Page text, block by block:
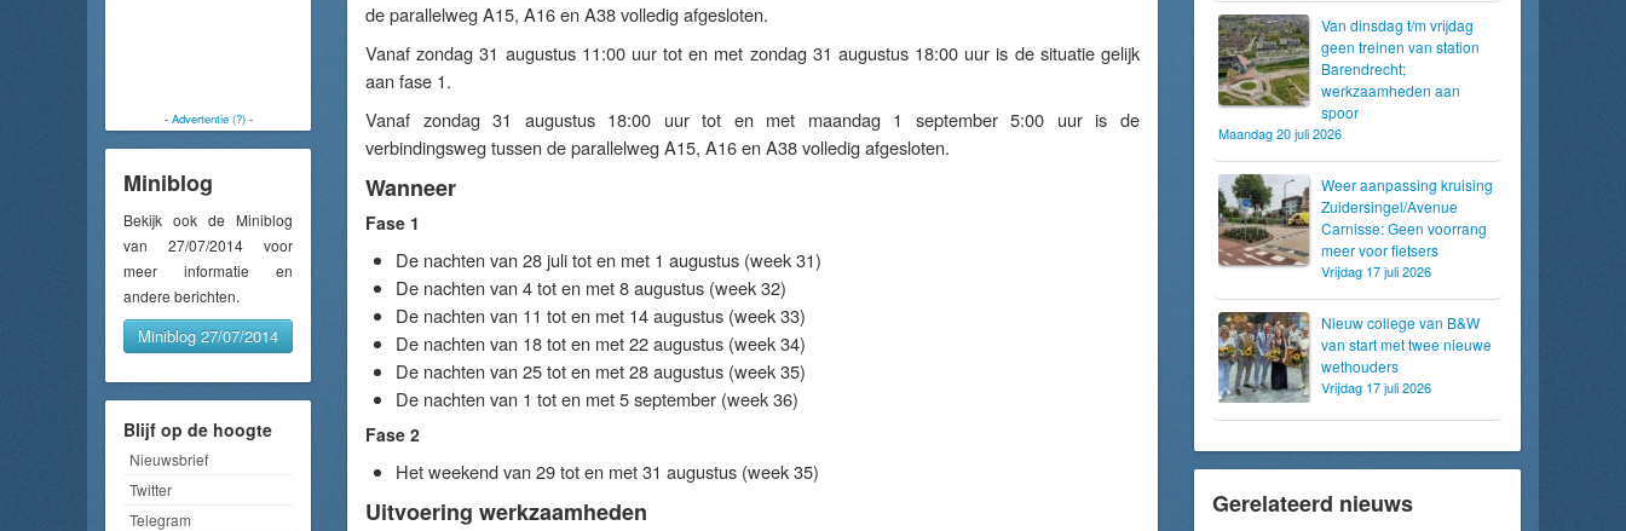
- Advertentie (?)-
Miniblog
Bekijk ook de Miniblog
van 27/07/2014 voor
meer informatie en
andere berichten.
Miniblog 27/07/2014
Blijf op de hoogte
Nieuwsbrief
Twitter
Telegram
de parallelweg A15, A16 en A38 volledig afgesloten.
Vanaf zondag 31 augustus 11:00 uur tot en met zondag 31 augustus 18:00 uur is de situatie gelijk
aan fase 1.
Vanaf zondag 31 augustus 18:00 uur tot en met maandag 1 september 5:00 uur is de
verbindingsweg tussen de parallelweg A15, A16 en A38 volledig afgesloten.
Wanneer
Fase 1
De nachten van 28 juli tot en met 1 augustus (week 31)
De nachten van 4 tot en met 8 augustus (week 32)
De nachten van 11 tot en met 14 augustus (week 33)
De nachten van 18 tot en met 22 augustus (week 34)
De nachten van 25 tot en met 28 augustus (week 35)
De nachten van 1 tot en met 5 september (week 36)
Fase 2
Het weekend van 29 tot en met 31 augustus (week 35)
Uitvoering werkzaamheden
Van dinsdag t/m vrijdag
geen treinen van station
Barendrecht;
werkzaamheden aan
spoor
Maandag 20 juli 2026
Weer aanpassing kruising
Zuidersingel/Avenue
Carnisse: Geen voorrang
meer voor fietsers
Vrijdag 17 juli 2026
Nieuw college van B&W
van start met twee nieuwe
wethouders
Vrijdag 17 juli 2026
Gerelateerd nieuws